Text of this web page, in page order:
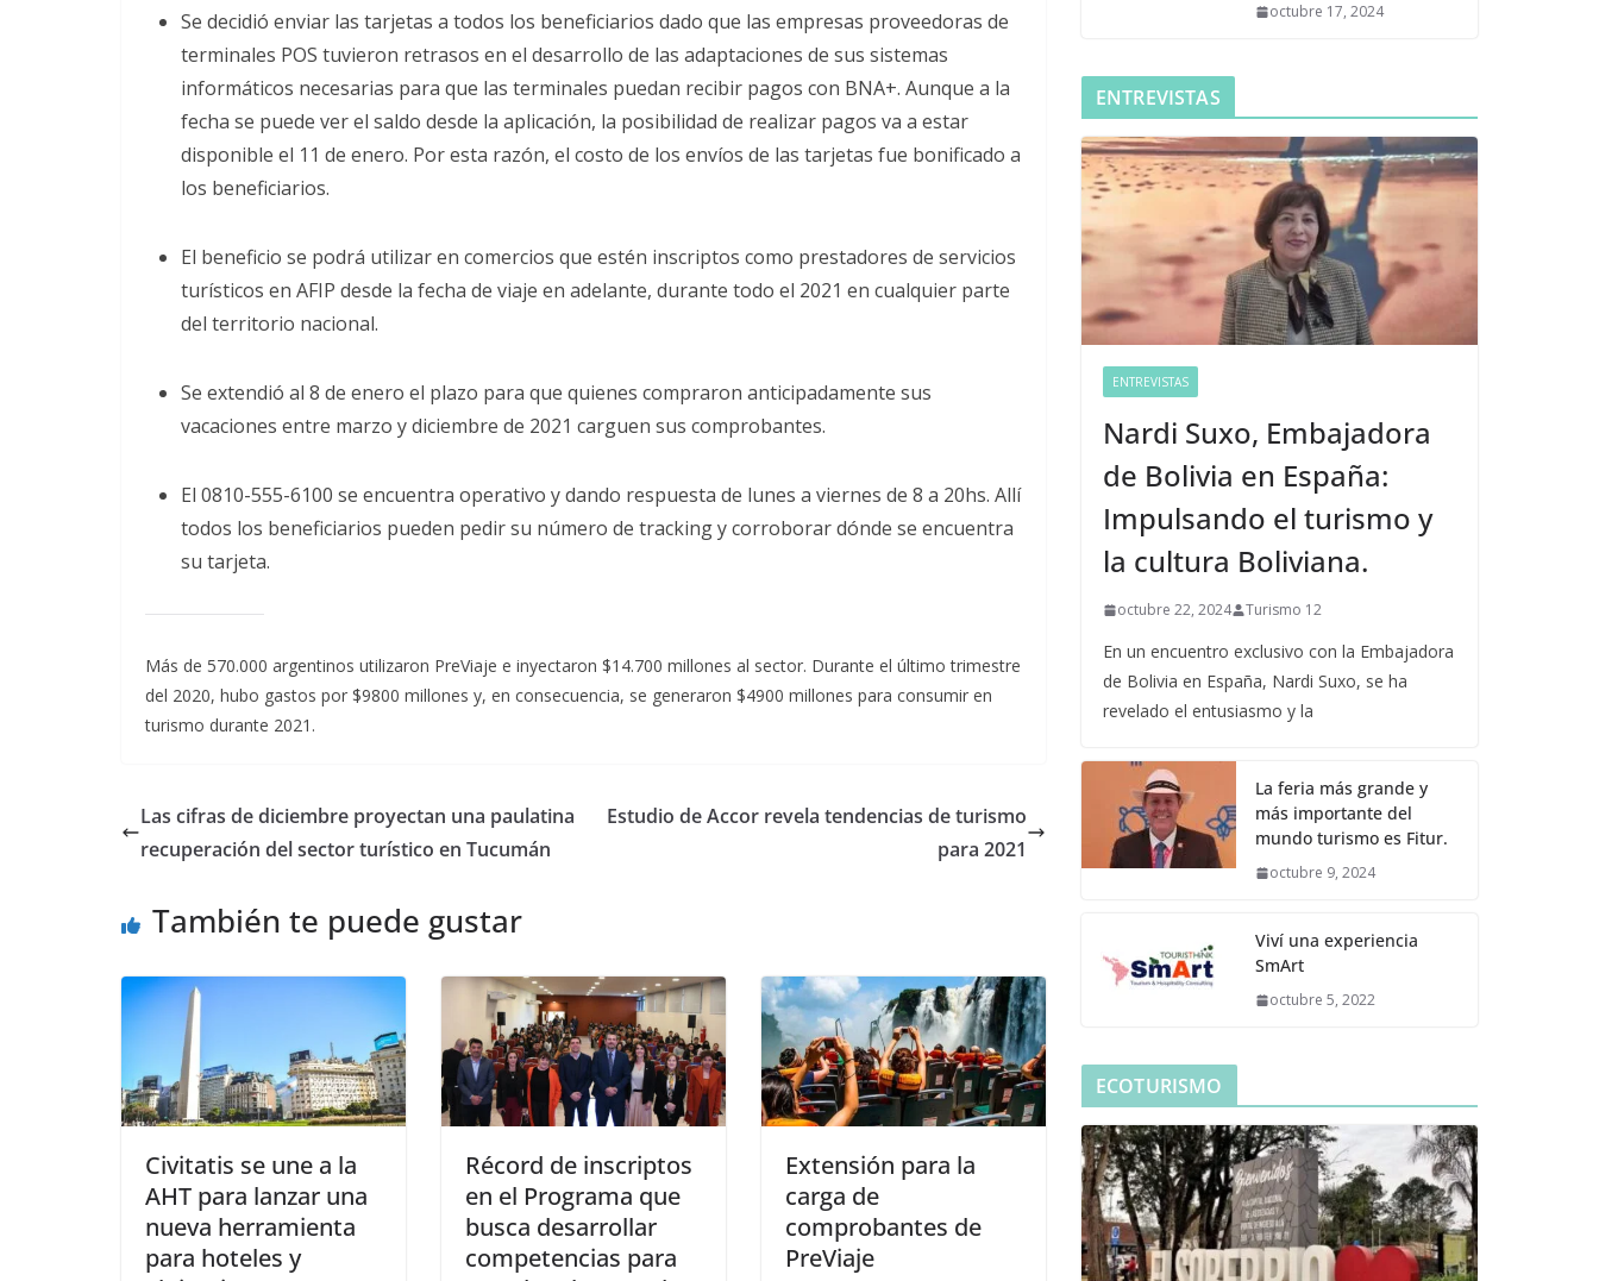
Se decidió enviar las tarjetas a todos los beneficiarios dado que las empresas proveedoras de
terminales POS tuvieron retrasos en el desarrollo de las adaptaciones de sus sistemas
informáticos necesarias para que las terminales puedan recibir pagos con BNA+. Aunque a la
fecha se puede ver el saldo desde la aplicación, la posibilidad de realizar pagos va a estar
disponible el 11 de enero. Por esta razón, el costo de los envíos de las tarjetas fue bonificado a
los beneficiarios.
El beneficio se podrá utilizar en comercios que estén inscriptos como prestadores de servicios
turísticos en AFIP desde la fecha de viaje en adelante, durante todo el 2021 en cualquier parte
del territorio nacional.
Se extendió al 8 de enero el plazo para que quienes compraron anticipadamente sus
vacaciones entre marzo y diciembre de 2021 carguen sus comprobantes.
El 0810-555-6100 se encuentra operativo y dando respuesta de lunes a viernes de 8 a 20hs. Allí
todos los beneficiarios pueden pedir su número de tracking y corroborar dónde se encuentra
su tarjeta.
Más de 570.000 argentinos utilizaron PreViaje e inyectaron $14.700 millones al sector. Durante el último trimestre
del 2020, hubo gastos por $9800 millones y, en consecuencia, se generaron $4900 millones para consumir en
turismo durante 2021.
Las cifras de diciembre proyectan una paulatina
recuperación del sector turístico en Tucumán
Estudio de Accor revela tendencias de turismo
para 2021
También te puede gustar
Civitatis se une a la
AHT para lanzar una
nueva herramienta
para hoteles y
Récord de inscriptos
en el Programa que
busca desarrollar
competencias para
Extensión para la
carga de
comprobantes de
PreViaje
octubre 17, 2024
ENTREVISTAS
ENTREVISTAS
Nardi Suxo, Embajadora
de Bolivia en España:
Impulsando el turismo y
la cultura Boliviana.
octubre 22, 2024 Turismo 12
En un encuentro exclusivo con la Embajadora
de Bolivia en España, Nardi Suxo, se ha
revelado el entusiasmo y la
La feria más grande y
más importante del
mundo turismo es Fitur.
octubre 9, 2024
Viví una experiencia
SmArt
octubre 5, 2022
ECOTURISMO